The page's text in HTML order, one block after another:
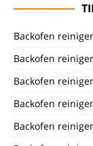
Backofen
Backofen
Backofen
Backofen
Backofen